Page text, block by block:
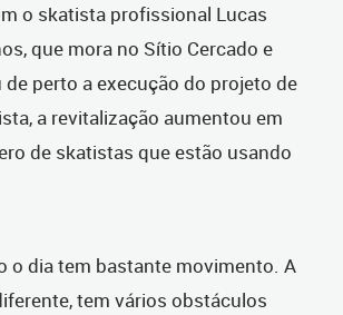
o skatista profissional Lucas
que mora no Sítio Cercado e
perto a execução do projeto de
a revitalização aumentou em
de skatistas que estão usando
o dia tem bastante movimento. A
tem vários obstáculos